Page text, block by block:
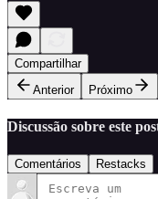
Compartilhar
Anterior
Próximo
Discussão sobre este
Comentários Restacks